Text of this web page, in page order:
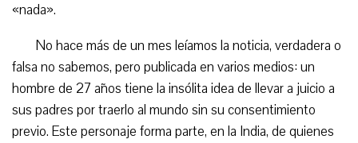
«nada».
No hace más de un mes leíamos la noticia, verdadera o
falsa no sabemos, pero publicada en varios medios: un
hombre de 27 años tiene la insólita idea de llevar a juicio a
sus padres por traerlo al mundo sin su consentimiento
previo. Este personaje forma parte, en la India, de quienes